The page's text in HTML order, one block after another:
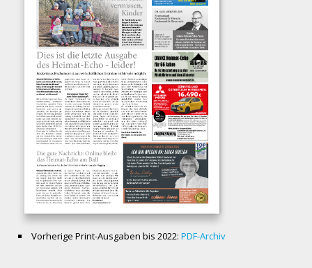
Vorherige Print-Ausgaben bis 2022: PDF-Archiv